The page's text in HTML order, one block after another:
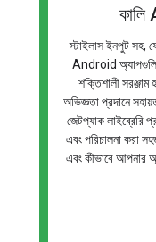
কালি
স্টাইলাস ইনপুট সহ,
Android অ্যাপগুলি
শক্তিশালী সরঞ্জাম
অভিজ্ঞতা প্রদানে
জেটপ্যাক লাইব্রেরি
এবং পরিচালনা করা
এবং কীভাবে আপনার